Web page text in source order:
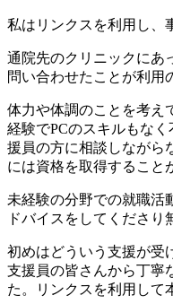
私はリンクスを利用し、
通院先のクリニックにあ
問い合わせたことが利用
体力や体調のことを考え
経験でPCのスキルもな
援員の方に相談しながら
には資格を取得すること
未経験の分野での就職活
ドバイスをしてくださり
初めはどういう支援が受
支援員の皆さんから丁寧
た。リンクスを利用して